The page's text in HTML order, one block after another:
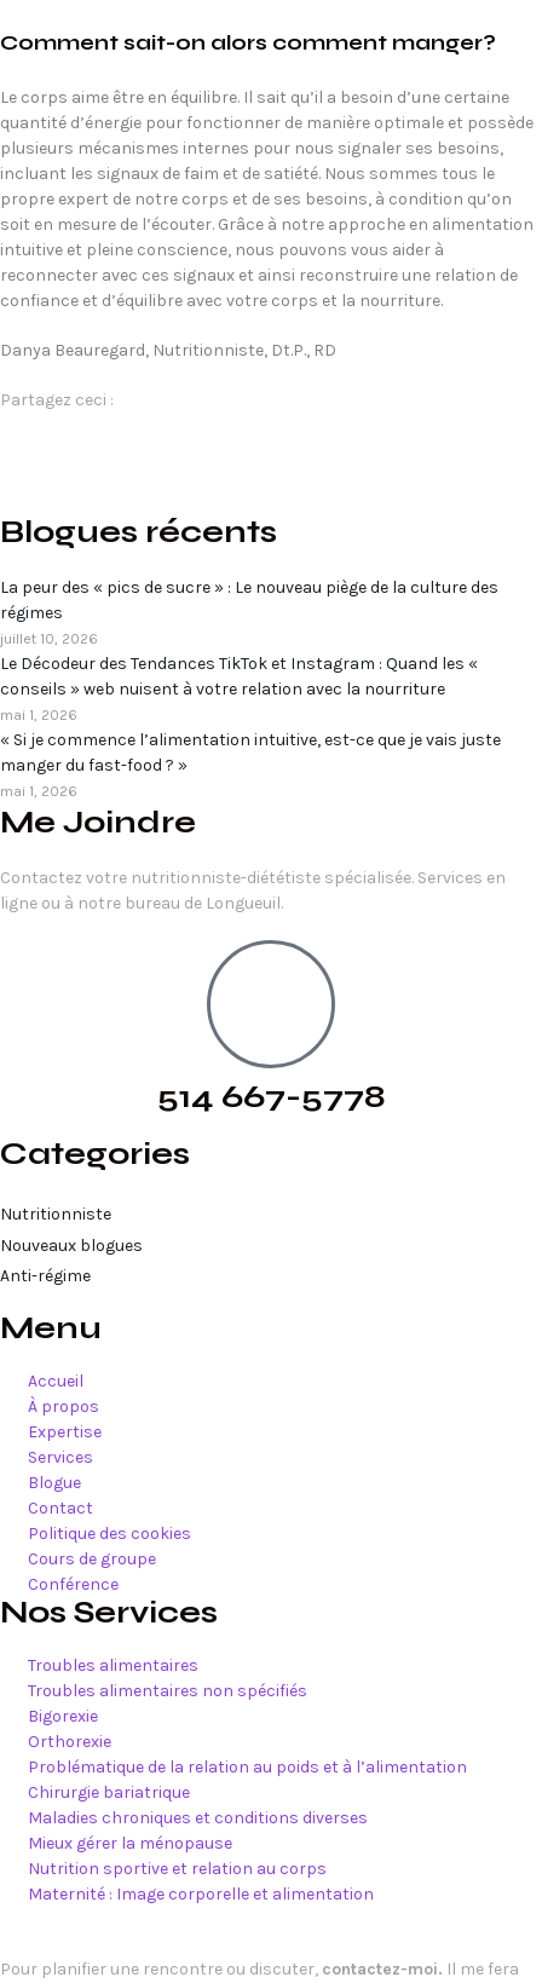
Comment sait-on alors comment manger?
Le corps aime être en équilibre. Il sait qu’il a besoin d’une certaine
quantité d’énergie pour fonctionner de manière optimale et possède
plusieurs mécanismes internes pour nous signaler ses besoins,
incluant les signaux de faim et de satiété. Nous sommes tous le
propre expert de notre corps et de ses besoins, à condition qu’on
soit en mesure de l’écouter. Grâce à notre approche en alimentation
intuitive et pleine conscience, nous pouvons vous aider à
reconnecter avec ces signaux et ainsi reconstruire une relation de
confiance et d’équilibre avec votre corps et la nourriture.
Danya Beauregard, Nutritionniste, Dt.P., RD
Partagez ceci :
Blogues récents
La peur des « pics de sucre » : Le nouveau piège de la culture des
régimes
juillet 10, 2026
Le Décodeur des Tendances TikTok et Instagram : Quand les «
conseils » web nuisent à votre relation avec la nourriture
mai 1, 2026
« Si je commence l’alimentation intuitive, est-ce que je vais juste
manger du fast-food ? »
mai 1, 2026
Me Joindre
Contactez votre nutritionniste-diététiste spécialisée. Services en
ligne ou à notre bureau de Longueuil.
514 667-5778
Categories
Nutritionniste
Nouveaux blogues
Anti-régime
Menu
Accueil
À propos
Expertise
Services
Blogue
Contact
Politique des cookies
Cours de groupe
Conférence
Nos Services
Troubles alimentaires
Troubles alimentaires non spécifiés
Bigorexie
Orthorexie
Problématique de la relation au poids et à l’alimentation
Chirurgie bariatrique
Maladies chroniques et conditions diverses
Mieux gérer la ménopause
Nutrition sportive et relation au corps
Maternité : Image corporelle et alimentation
Pour planifier une rencontre ou discuter, contactez-moi. Il me fera